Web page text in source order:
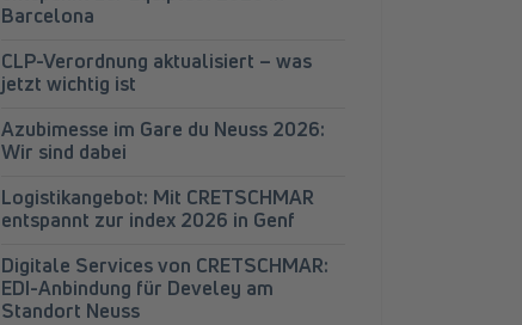
Barcelona
CLP-Verordnung aktualisiert – was
jetzt wichtig ist
Azubimesse im Gare du Neuss 2026:
Wir sind dabei
Logistikangebot: Mit CRETSCHMAR
entspannt zur index 2026 in Genf
Digitale Services von CRETSCHMAR:
EDI-Anbindung für Develey am
Standort Neuss